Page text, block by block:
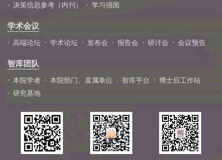
决策信息参考（内刊）
学习强国
学术会议
高端论坛 学术论坛 发布会 报告会 研讨会 会议预告
智库团队
本院学者 本院部门、直属单位 智库平台
博士后工作站
研究基地